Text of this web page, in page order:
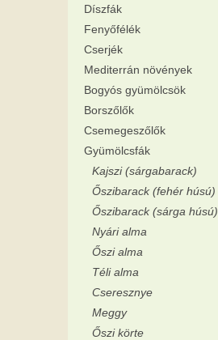
Díszfák
Fenyőfélék
Cserjék
Mediterrán növények
Bogyós gyümölcsök
Borszőlők
Csemegeszőlők
Gyümölcsfák
Kajszi (sárgabarack)
Őszibarack (fehér húsú)
Őszibarack (sárga húsú)
Nyári alma
Őszi alma
Téli alma
Cseresznye
Meggy
Őszi körte